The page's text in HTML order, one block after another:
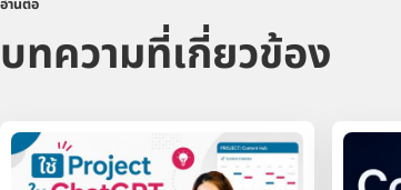
อ่านต่อ
บทความที่เกี่ยวข้อง